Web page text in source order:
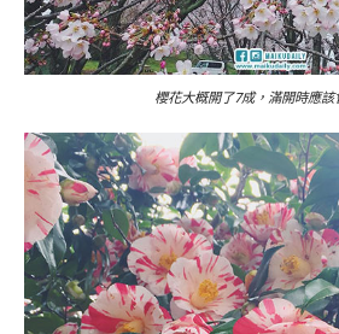
櫻花大概開了7成，滿開時應該